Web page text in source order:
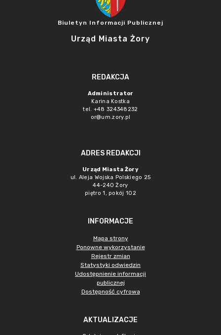
Biuletyn Informacji Publicznej
Urząd Miasta Żory
REDAKCJA
Administrator
Karina Kostka
tel. +48 324348232
or@um.zory.pl
ADRES REDAKCJI
Urząd Miasta Żory
ul. Aleja Wojska Polskiego 25
44-240 Żory
piętro 1, pokój 102
INFORMACJE
Mapa strony
Ponowne wykorzystanie
Rejestr zmian
Statystyki odwiedzin
Udostępnienie informacji
publicznej
Dostępność cyfrowa
AKTUALIZACJE